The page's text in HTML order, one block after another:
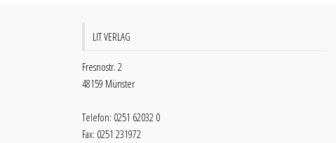
LIT VERLAG
Fresnostr. 2
48159 Münster
Telefon: 0251 62032 0
Fax: 0251 231972